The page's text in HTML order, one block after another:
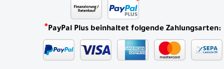
*PayPal Plus beinhaltet folgende Zahlungsarten: